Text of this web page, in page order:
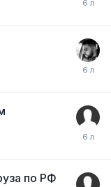
по РФ